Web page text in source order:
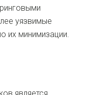
уязвимые
их минимизации.